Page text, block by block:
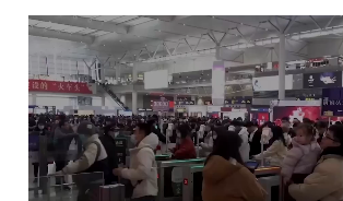
Giấy phép xuất bản số 110/GP - BTTTT cấp
© 2003-2026 Bản quyền thuộc về Báo
chép dưới mọi hình thức nếu không có sự
bản. Phát triển bởi ePi Technologies, JSC.